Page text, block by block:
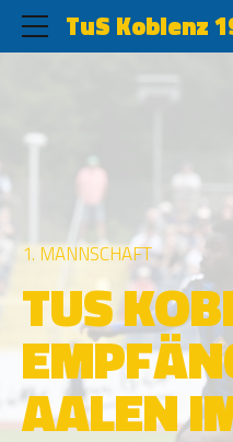
TuS Koblenz
1. MANNSCHAFT
TUS
AALEN